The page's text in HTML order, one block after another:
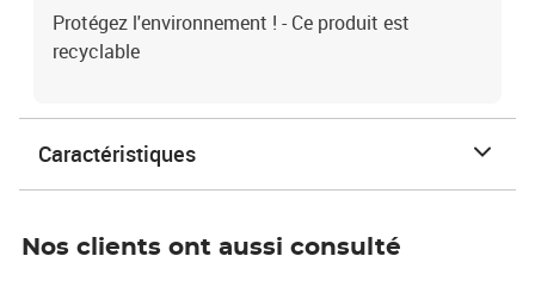
Protégez l'environnement ! - Ce produit est
recyclable
Caractéristiques
Nos clients ont aussi consulté